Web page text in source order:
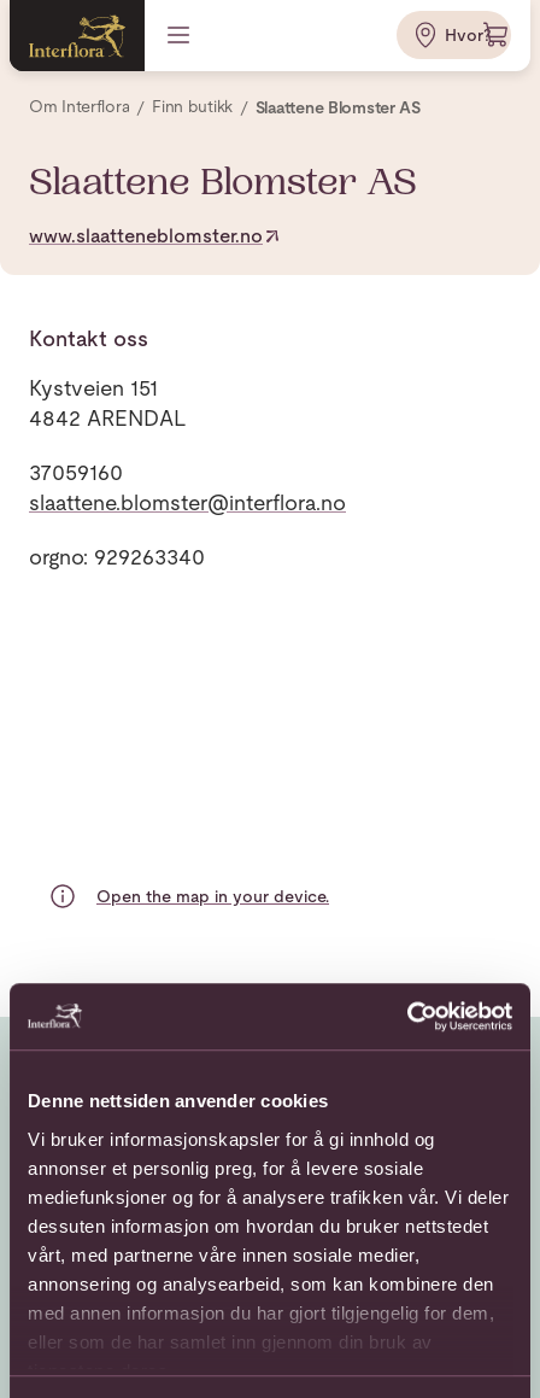
Denne nettsiden anvender cookies
Vi bruker informasjonskapsler for å gi innhold og
annonser et personlig preg, for å levere sosiale
mediefunksjoner og for å analysere trafikken vår. Vi deler
dessuten informasjon om hvordan du bruker nettstedet
vårt, med partnerne våre innen sosiale medier,
annonsering og analysearbeid, som kan kombinere den
med annen informasjon du har gjort tilgjengelig for dem,
eller som de har samlet inn gjennom din bruk av
tjenestene deres.
Hvor?
Om Interflora Finn butikk Slaattene Blomster AS
Slaattene Blomster AS
www.slaatteneblomster.no
Kontakt oss
Kystveien 151
4842 ARENDAL
37059160
slaattene.blomster@interflora.no
orgno: 929263340
Open the map in your device.
Kundeservice
66 85 75 50
Mandag - fredag
Sende blomster
800 40 400
Mandag - fredag